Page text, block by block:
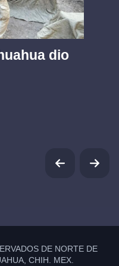
dio
DE NORTE DE
CHIH. MEX.